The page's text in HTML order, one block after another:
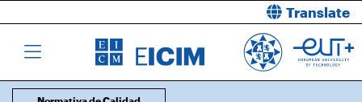
Translate